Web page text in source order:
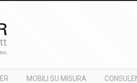
MOBILI SU MISURA